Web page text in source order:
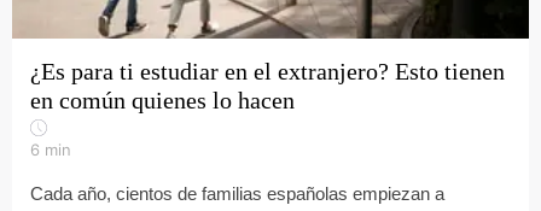
¿Es para ti estudiar en el extranjero? Esto tienen
en común quienes lo hacen
6 min
Cada año, cientos de familias españolas empiezan a